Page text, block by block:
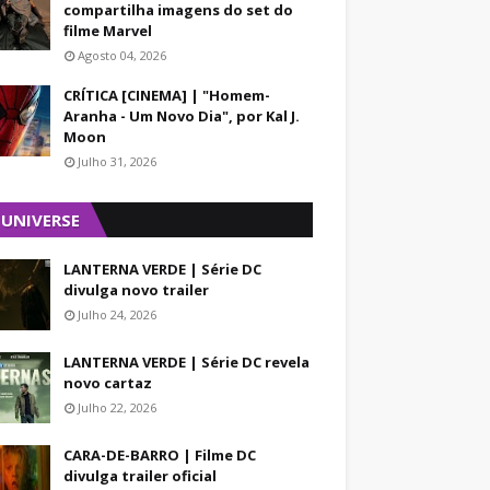
compartilha imagens do set do
filme Marvel
Agosto 04, 2026
CRÍTICA [CINEMA] | "Homem-
Aranha - Um Novo Dia", por Kal J.
Moon
Julho 31, 2026
LANTERNA VERDE | Série DC
divulga novo trailer
Julho 24, 2026
LANTERNA VERDE | Série DC revela
novo cartaz
Julho 22, 2026
CARA-DE-BARRO | Filme DC
divulga trailer oficial